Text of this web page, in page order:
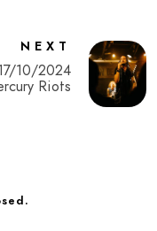
NEXT
10/2024
Riots